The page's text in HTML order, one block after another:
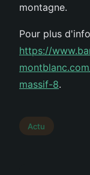
montagne.
Pour plus
https://
massif-8.
Actu